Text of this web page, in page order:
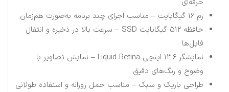
رم ۱۶ گیگابایت – مناسب اجرای چند برنامه به‌صورت هم‌زمان
حافظه ۵۱۲ گیگابایت SSD – سرعت بالا در ذخیره و انتقال
فایل‌ها
نمایشگر ۱۳.۶ اینچی Liquid Retina – نمایش تصاویر با
وضوح و رنگ‌های دقیق
طراحی باریک و سبک – مناسب حمل روزانه و استفاده طولانی